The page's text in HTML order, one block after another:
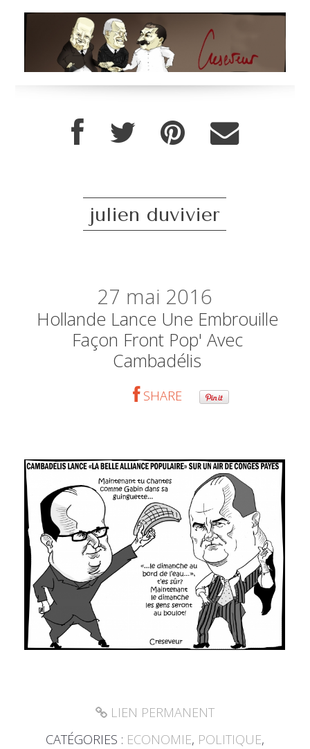
julien duvivier
27 mai 2016
Hollande Lance Une Embrouille
Façon Front Pop' Avec
Cambadélis
SHARE
LIEN PERMANENT
CATÉGORIES : ECONOMIE, POLITIQUE,